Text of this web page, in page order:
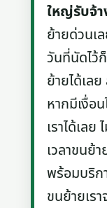
ใหญ่รับจ้
ย้ายด่วนเ
วันที่นัดไว้
ย้ายได้เล
หากมีเงื่อ
เราได้เลย
เวลาขนย้า
พร้อมบริก
ขนย้ายเร